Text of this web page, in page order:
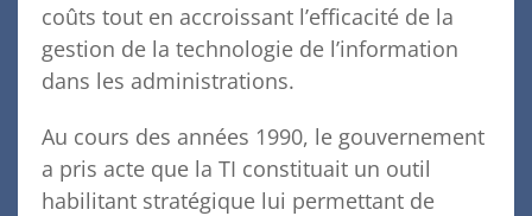
coûts tout en accroissant l’efficacité de la
gestion de la technologie de l’information
dans les administrations.
Au cours des années 1990, le gouvernement
a pris acte que la TI constituait un outil
habilitant stratégique lui permettant de